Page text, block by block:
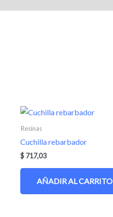
Resinas
Cuchilla rebarbador
$ 717,03
AÑADIR AL CARRITO